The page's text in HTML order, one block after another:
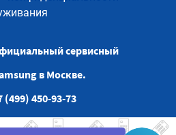
сервисный
в Москве.
(499) 450-93-73